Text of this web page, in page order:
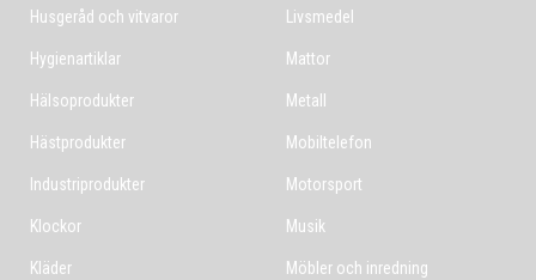
Husgeråd och vitvaror
Hygienartiklar
Hälsoprodukter
Hästprodukter
Industriprodukter
Klockor
Kläder
Livsmedel
Mattor
Metall
Mobiltelefon
Motorsport
Musik
Möbler och inredning